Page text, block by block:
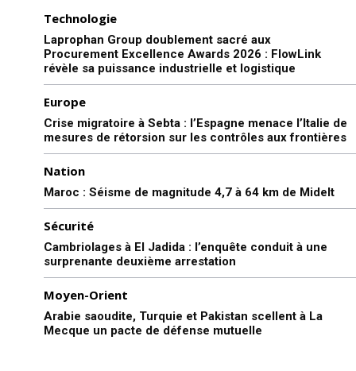
Technologie
Laprophan Group doublement sacré aux
Procurement Excellence Awards 2026 : FlowLink
révèle sa puissance industrielle et logistique
Europe
Crise migratoire à Sebta : l’Espagne menace l’Italie de
mesures de rétorsion sur les contrôles aux frontières
Nation
Maroc : Séisme de magnitude 4,7 à 64 km de Midelt
Sécurité
Cambriolages à El Jadida : l’enquête conduit à une
surprenante deuxième arrestation
Moyen-Orient
Arabie saoudite, Turquie et Pakistan scellent à La
Mecque un pacte de défense mutuelle